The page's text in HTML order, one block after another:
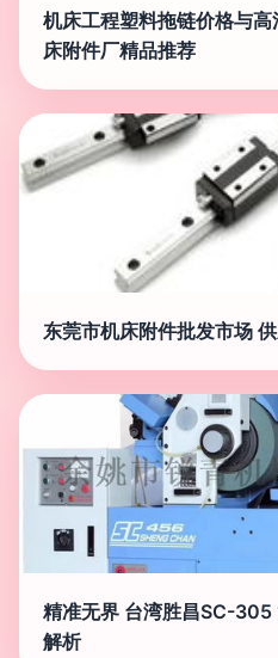
机床工程塑料拖链价格与
床附件厂精品推荐
东莞市机床附件批发市场
精准无界 台湾胜昌SC-305
解析